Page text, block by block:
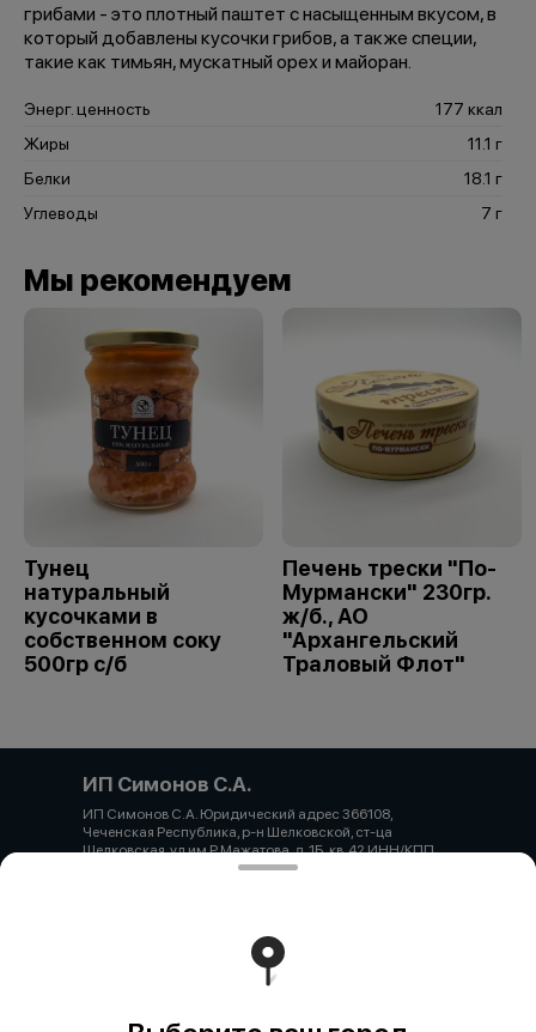
грибами - это плотный паштет с насыщенным вкусом, в
который добавлены кусочки грибов, а также специи,
такие как тимьян, мускатный орех и майоран.
Энерг. ценность
177 ккал
Жиры
11.1 г
Белки
18.1 г
Углеводы
7 г
Мы рекомендуем
Тунец
натуральный
кусочками в
собственном соку
500гр с/б
Печень трески "По-
Мурмански" 230гр.
ж/б., АО
"Архангельский
Траловый Флот"
ИП Симонов С.А.
ИП Симонов С.А. Юридический адрес 366108,
Чеченская Республика, р-н Шелковской, ст-ца
Шелковская, ул им Р.Мажатова, д. 1Б, кв. 42 ИНН/КПП
860317654281 ОГРН 323237500333172 Банк
Работает на эффективном ядре